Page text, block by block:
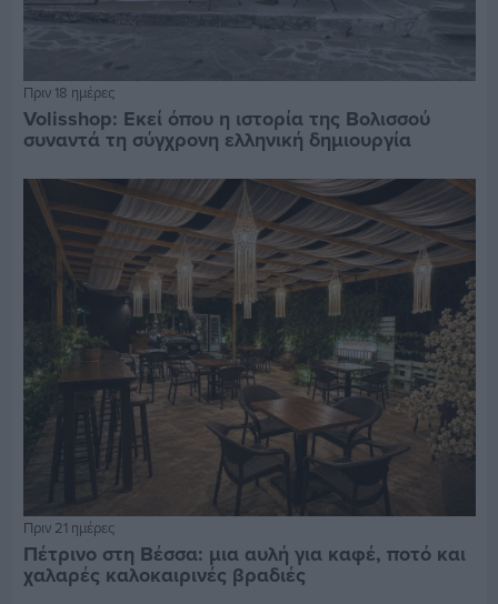
Πριν 18 ημέρες
Volisshop: Εκεί όπου η ιστορία της Βολισσού
συναντά τη σύγχρονη ελληνική δημιουργία
Πριν 21 ημέρες
Πέτρινο στη Βέσσα: μια αυλή για καφέ, ποτό και
χαλαρές καλοκαιρινές βραδιές